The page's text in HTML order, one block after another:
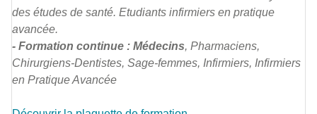
des études de santé. Etudiants infirmiers en pratique
avancée.
- Formation continue : Médecins, Pharmaciens,
Chirurgiens-Dentistes, Sage-femmes, Infirmiers, Infirmiers
en Pratique Avancée